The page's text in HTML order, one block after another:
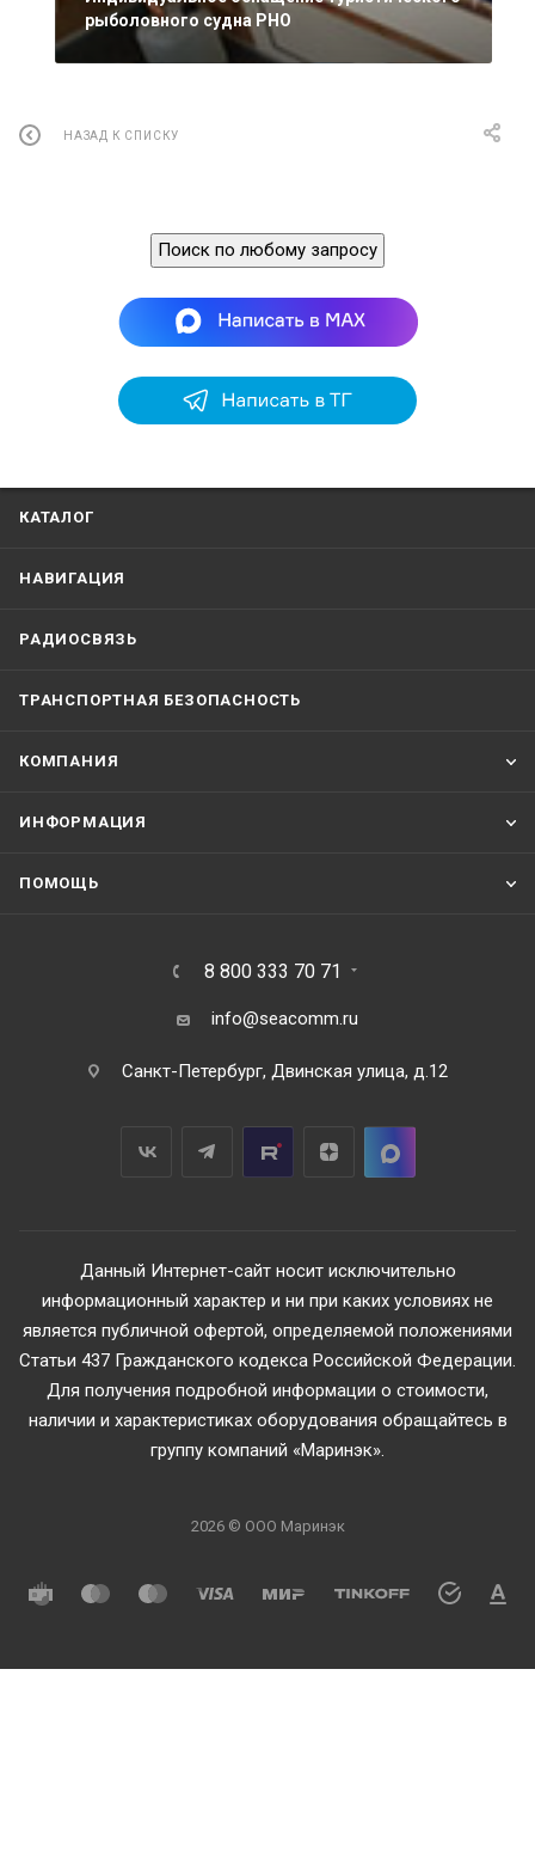
рыболовного судна РНО
НАЗАД К СПИСКУ
Поиск по любому запросу
КАТАЛОГ
НАВИГАЦИЯ
РАДИОСВЯЗЬ
ТРАНСПОРТНАЯ БЕЗОПАСНОСТЬ
КОМПАНИЯ
ИНФОРМАЦИЯ
ПОМОЩЬ
8 800 333 70 71
info@seacomm.ru
Санкт-Петербург, Двинская улица, д.12
Данный Интернет-сайт носит исключительно
информационный характер и ни при каких условиях не
является публичной офертой, определяемой положениями
Статьи 437 Гражданского кодекса Российской Федерации.
Для получения подробной информации о стоимости,
наличии и характеристиках оборудования обращайтесь в
группу компаний «Маринэк».
2026 © ООО Маринэк